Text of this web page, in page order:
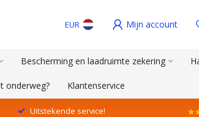
EUR Mijn account
Bescherming en laadruimte zekering
onderweg? Klantenservice
Uitstekende service!